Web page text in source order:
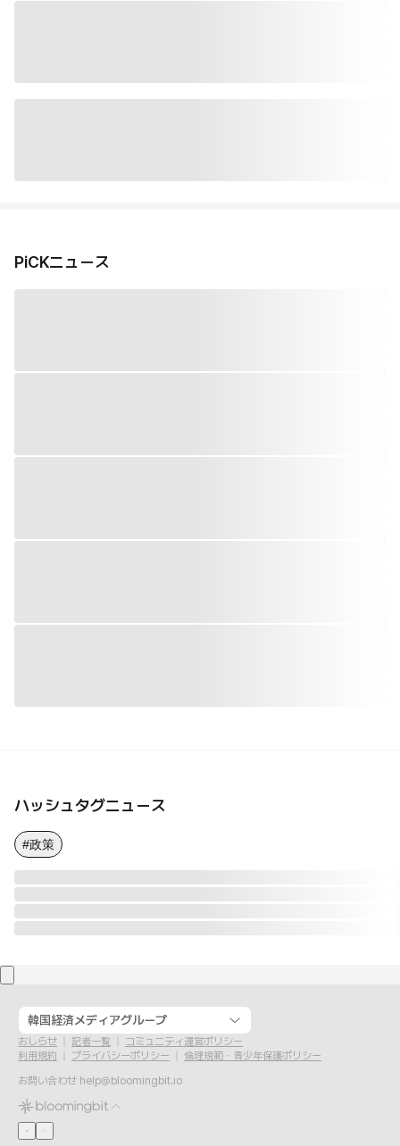
PiCKニュース
ハッシュタグニュース
#政策
韓国経済メディアグループ
おしらせ 記者一覧
コミュニティ運営ポリシー
利用規約
プライバシーポリシー
倫理規範・青少年保護ポリシー
お問い合わせ help@bloomingbit.io